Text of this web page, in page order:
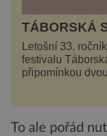
TÁBORSKÁ
Letošní 33.
festivalu
připomínkou
let od úmrtí
To ale pořád